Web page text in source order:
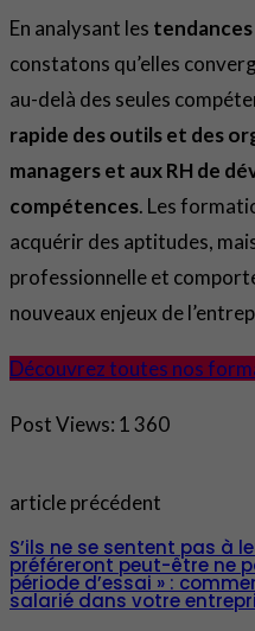
En analysant les
constatons qu’elles
au-delà des seules
rapide des outils et des
managers et aux RH de
compétences. Les
acquérir des aptitudes,
professionnelle et
nouveaux enjeux de
Découvrez toutes nos
Post Views: 1 360
article précédent
S’ils ne se sentent pas à
préféreront peut-être ne
période d’essai » :
salarié dans votre